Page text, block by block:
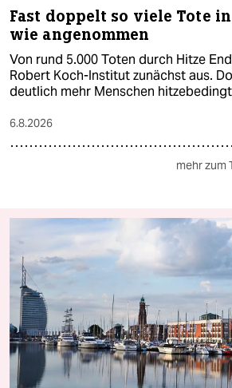
Fast doppelt so viele Tote
wie angenommen
Von rund 5.000 Toten durch Hitze
Robert Koch-Institut zunächst aus.
deutlich mehr Menschen
6.8.2026
mehr zum